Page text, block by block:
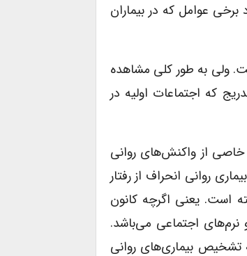
عوامل که در بیماران
ولی به طور کلی مشاهده
که اجتماعات اولیه در
خاصی از واکنش‌های روانی
روانی انحراف از رفتار
است. یعنی اگرچه کانون
نرم‌های اجتماعی می‌باشد.
تشخیص بیماری‌های روانی